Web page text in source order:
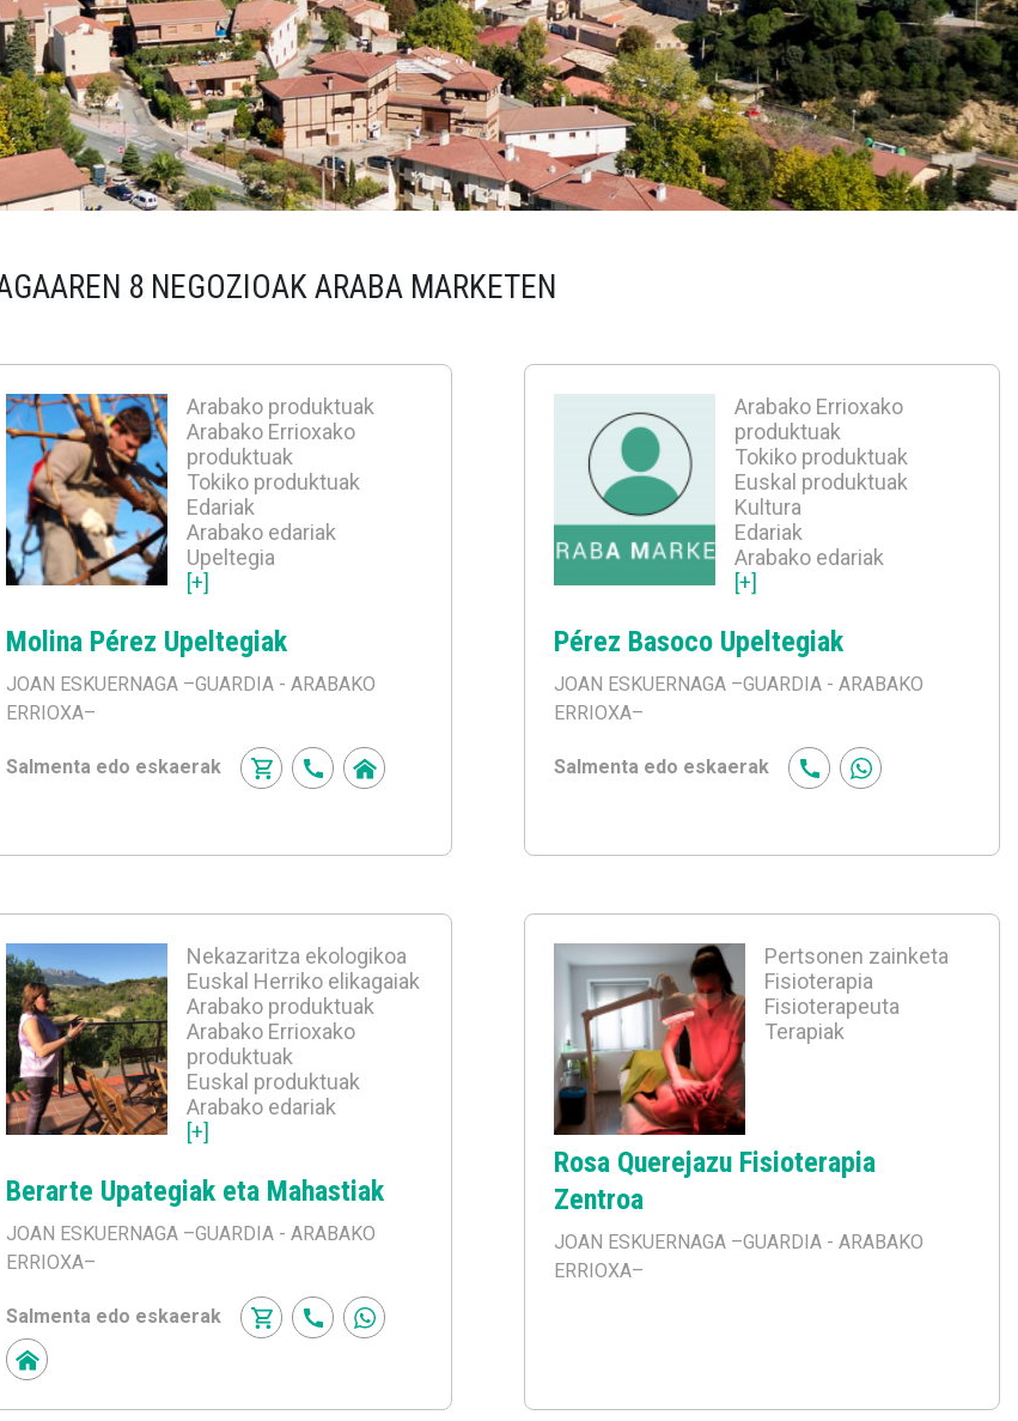
8 NEGOZIOAK ARABA MARKETEN
Arabako produktuak
Arabako Errioxako
produktuak
Tokiko produktuak
Edariak
Arabako edariak
Upeltegia
[+]
Molina Pérez Upeltegiak
JOAN ESKUERNAGA –GUARDIA - ARABAKO
ERRIOXA–
Salmenta edo eskaerak
Arabako Errioxako
produktuak
Tokiko produktuak
Euskal produktuak
Kultura
Edariak
Arabako edariak
[+]
Pérez Basoco Upeltegiak
JOAN ESKUERNAGA –GUARDIA - ARABAKO
ERRIOXA–
Salmenta edo eskaerak
Nekazaritza ekologikoa
Euskal Herriko elikagaiak
Arabako produktuak
Arabako Errioxako
produktuak
Euskal produktuak
Arabako edariak
[+]
Berarte Upategiak eta Mahastiak
JOAN ESKUERNAGA –GUARDIA - ARABAKO
ERRIOXA–
Salmenta edo eskaerak
Pertsonen zainketa
Fisioterapia
Fisioterapeuta
Terapiak
Rosa Querejazu Fisioterapia
Zentroa
JOAN ESKUERNAGA –GUARDIA - ARABAKO
ERRIOXA–